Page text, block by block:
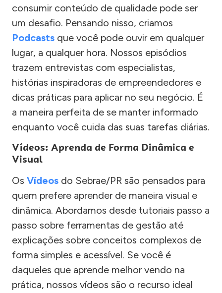
consumir conteúdo de qualidade pode ser
um desafio. Pensando nisso, criamos
Podcasts que você pode ouvir em qualquer
lugar, a qualquer hora. Nossos episódios
trazem entrevistas com especialistas,
histórias inspiradoras de empreendedores e
dicas práticas para aplicar no seu negócio. É
a maneira perfeita de se manter informado
enquanto você cuida das suas tarefas diárias.
Vídeos: Aprenda de Forma Dinâmica e
Visual
Os Vídeos do Sebrae/PR são pensados para
quem prefere aprender de maneira visual e
dinâmica. Abordamos desde tutoriais passo a
passo sobre ferramentas de gestão até
explicações sobre conceitos complexos de
forma simples e acessível. Se você é
daqueles que aprende melhor vendo na
prática, nossos vídeos são o recurso ideal